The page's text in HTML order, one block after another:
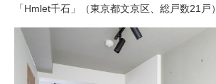
「Hmlet千石」（東京都文京区、総戸数21戸）